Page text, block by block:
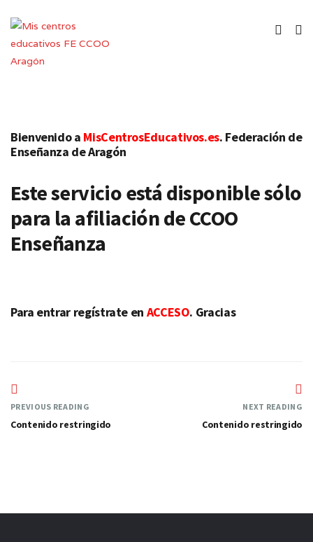
Bienvenido a MisCentrosEducativos.es. Federación de
Enseñanza de Aragón
Este servicio está disponible sólo
para la afiliación de CCOO
Enseñanza
Para entrar regístrate en ACCESO. Gracias
PREVIOUS READING
Contenido restringido
NEXT READING
Contenido restringido